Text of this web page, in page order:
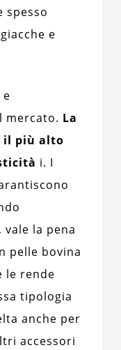
spesso
e
mercato. La
il più alto
i. I
la pena
pelle bovina
le rende
tipologia
anche per
accessori